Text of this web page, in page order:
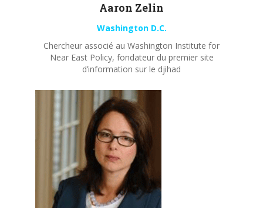
Aaron Zelin
Washington D.C.
Chercheur associé au Washington Institute for
Near East Policy, fondateur du premier site
d’information sur le djihad